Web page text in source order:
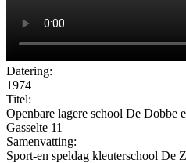
Datering:
1974
Titel:
Openbare lagere school De Dobbe
Gasselte 11
Samenvatting:
Sport-en speldag kleuterschool De